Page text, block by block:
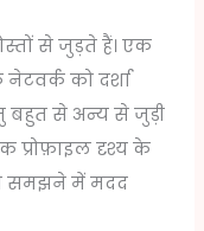
से जुड़ते हैं। एक
को दर्शा
बहुत से अन्य से जुड़ी
प्रोफ़ाइल दृश्य के
समझने में मदद